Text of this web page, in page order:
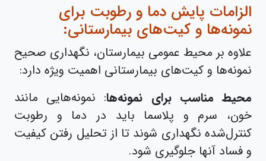
الزامات پایش دما و رطوبت برای
نمونه‌ها و کیت‌های بیمارستانی:
علاوه بر محیط عمومی بیمارستان، نگهداری صحیح
نمونه‌ها و کیت‌های بیمارستانی اهمیت ویژه دارد:
محیط مناسب برای نمونه‌ها: نمونه‌هایی مانند
خون، سرم و پلاسما باید در دما و رطوبت
کنترل‌شده نگهداری شوند تا از تحلیل رفتن کیفیت
و فساد آنها جلوگیری شود.